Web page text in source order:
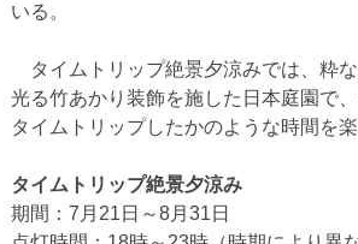
いる。
タイムトリップ絶景夕涼みでは、粋
光る竹あかり装飾を施した日本庭園で
タイムトリップしたかのような時間を楽
タイムトリップ絶景夕涼み
期間：7月21日～8月31日